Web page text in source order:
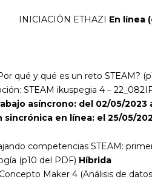
INICIACIÓN ETHAZI En línea
qué y qué es un reto STEAM? (
STEAM ikuspegia 4 –
asíncrono: del 02/05/2023
sincrónica en línea: el 25/05/
competencias STEAM:
(p10 del PDF)
Concepto Maker 4 (Análisis de